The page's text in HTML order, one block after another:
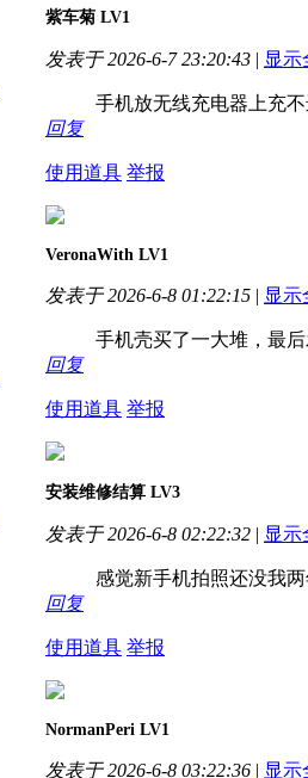
紫车菊 LV1
发表于 2026-6-7 23:20:43 | 显示
手机放无线充电器上充
回复
使用道具 举报
VeronaWith LV1
发表于 2026-6-8 01:22:15 | 显示
手机壳买了一大堆，最
回复
使用道具 举报
安装维修结算 LV3
发表于 2026-6-8 02:22:32 | 显示
感觉新手机拍照还没我
回复
使用道具 举报
NormanPeri LV1
发表于 2026-6-8 03:22:36 | 显示